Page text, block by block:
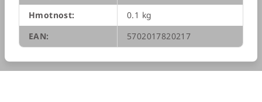
Hmotnost:
0.1 kg
EAN: 5702017820217